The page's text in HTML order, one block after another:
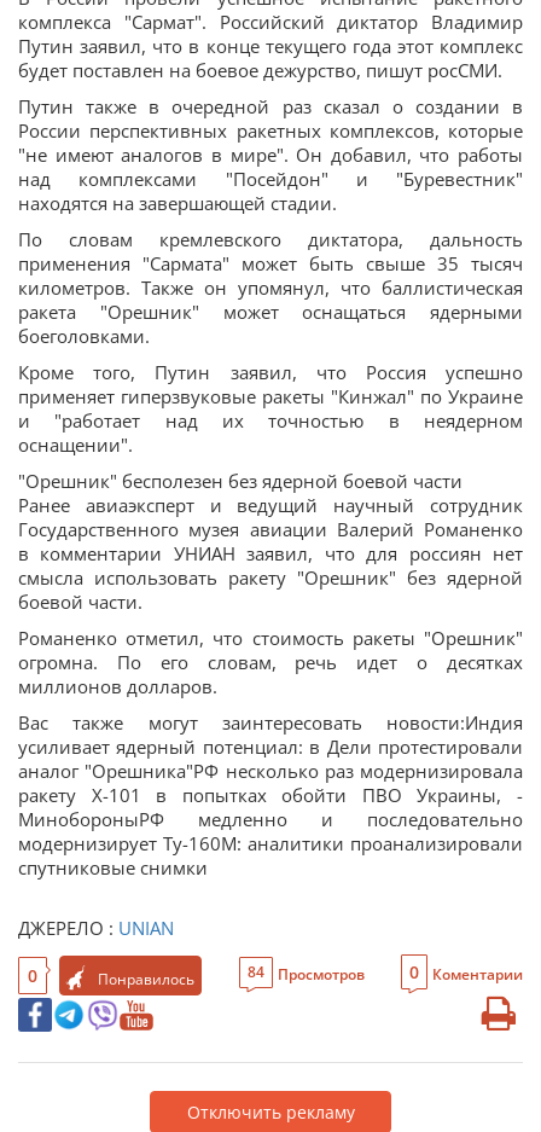
комплекса "Сармат". Российский диктатор Владимир
Путин заявил, что в конце текущего года этот комплекс
будет поставлен на боевое дежурство, пишут росСМИ.
Путин также в очередной раз сказал о создании в
России перспективных ракетных комплексов, которые
"не имеют аналогов в мире". Он добавил, что работы
над комплексами "Посейдон" и "Буревестник"
находятся на завершающей стадии.
По словам кремлевского диктатора, дальность
применения "Сармата" может быть свыше 35 тысяч
километров. Также он упомянул, что баллистическая
ракета "Орешник" может оснащаться ядерными
боеголовками.
Кроме того, Путин заявил, что Россия успешно
применяет гиперзвуковые ракеты "Кинжал" по Украине
и "работает над их точностью в неядерном
оснащении".
"Орешник" бесполезен без ядерной боевой части
Ранее авиаэксперт и ведущий научный сотрудник
Государственного музея авиации Валерий Романенко
в комментарии УНИАН заявил, что для россиян нет
смысла использовать ракету "Орешник" без ядерной
боевой части.
Романенко отметил, что стоимость ракеты "Орешник"
огромна. По его словам, речь идет о десятках
миллионов долларов.
Вас также могут заинтересовать новости:Индия
усиливает ядерный потенциал: в Дели протестировали
аналог "Орешника"РФ несколько раз модернизировала
ракету Х-101 в попытках обойти ПВО Украины, -
МинобороныРФ медленно и последовательно
модернизирует Ту-160М: аналитики проанализировали
спутниковые снимки
ДЖЕРЕЛО : UNIAN
0 Понравилось 84 Просмотров 0 Коментарии
Отключить рекламу